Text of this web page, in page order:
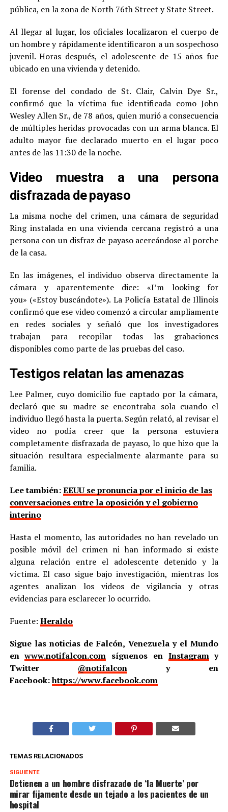
pública, en la zona de North 76th Street y State Street.
Al llegar al lugar, los oficiales localizaron el cuerpo de
un hombre y rápidamente identificaron a un sospechoso
juvenil. Horas después, el adolescente de 15 años fue
ubicado en una vivienda y detenido.
El forense del condado de St. Clair, Calvin Dye Sr.,
confirmó que la víctima fue identificada como John
Wesley Allen Sr., de 78 años, quien murió a consecuencia
de múltiples heridas provocadas con un arma blanca. El
adulto mayor fue declarado muerto en el lugar poco
antes de las 11:30 de la noche.
Video muestra a una persona
disfrazada de payaso
La misma noche del crimen, una cámara de seguridad
Ring instalada en una vivienda cercana registró a una
persona con un disfraz de payaso acercándose al porche
de la casa.
En las imágenes, el individuo observa directamente la
cámara y aparentemente dice: «I’m looking for
you» («Estoy buscándote»). La Policía Estatal de Illinois
confirmó que ese video comenzó a circular ampliamente
en redes sociales y señaló que los investigadores
trabajan para recopilar todas las grabaciones
disponibles como parte de las pruebas del caso.
Testigos relatan las amenazas
Lee Palmer, cuyo domicilio fue captado por la cámara,
declaró que su madre se encontraba sola cuando el
individuo llegó hasta la puerta. Según relató, al revisar el
video no podía creer que la persona estuviera
completamente disfrazada de payaso, lo que hizo que la
situación resultara especialmente alarmante para su
familia.
Lee también:EEUU se pronuncia por el inicio de las
conversaciones entre la oposición y el gobierno
interino
Hasta el momento, las autoridades no han revelado un
posible móvil del crimen ni han informado si existe
alguna relación entre el adolescente detenido y la
víctima. El caso sigue bajo investigación, mientras los
agentes analizan los videos de vigilancia y otras
evidencias para esclarecer lo ocurrido.
Fuente: Heraldo
Sigue las noticias de Falcón, Venezuela y el Mundo
enwww.notifalcon.com síguenos en Instagramy
Twitter @notifalcony en
Facebook:https://www.facebook.com
TEMAS RELACIONADOS
SIGUIENTE
Detienen a un hombre disfrazado de ‘la Muerte’ por
mirar fijamente desde un tejado a los pacientes de un
hospital